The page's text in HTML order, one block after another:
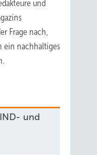
und
Frage nach,
ein nachhaltiges
und